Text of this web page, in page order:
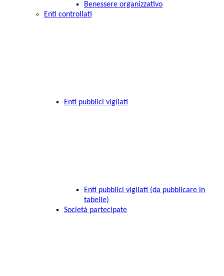
Benessere organizzativo
Enti controllati
Enti pubblici vigilati
Enti pubblici vigilati (da pubblicare in
tabelle)
Società partecipate